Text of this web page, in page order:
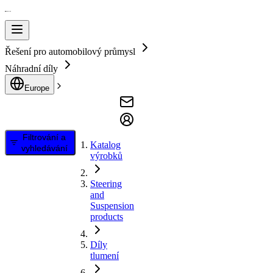
Řešení pro automobilový průmysl
Náhradní díly
Europe
Filtrování a
vyhledávání
Katalog
výrobků
Steering
and
Suspension
products
Díly
tlumení